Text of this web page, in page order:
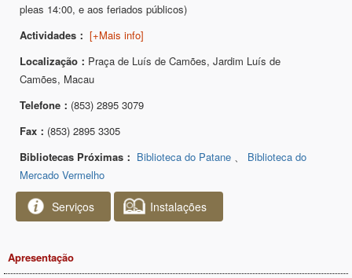
pleas 14:00, e aos feriados públicos)
Actividades： [+Mais info]
Localização： Praça de Luís de Camões, Jardim Luís de
Camões, Macau
Telefone： (853) 2895 3079
Fax： (853) 2895 3305
Bibliotecas Próximas： Biblioteca do Patane
Biblioteca do
Mercado Vermelho
Serviços Instalações
Apresentação